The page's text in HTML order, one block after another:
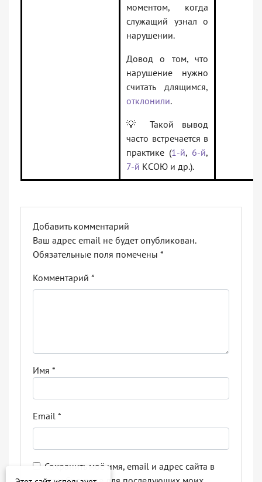
моментом, когда
служащий узнал о
нарушении.
Довод о том, что
нарушение нужно
считать длящимся,
отклонили.
💡 Такой вывод
часто встречается в
практике (1-й, 6-й,
7-й КСОЮ и др.).
Добавить комментарий
Ваш адрес email не будет опубликован.
Обязательные поля помечены *
Комментарий *
Имя *
Email *
Сохранить моё имя, email и адрес сайта в